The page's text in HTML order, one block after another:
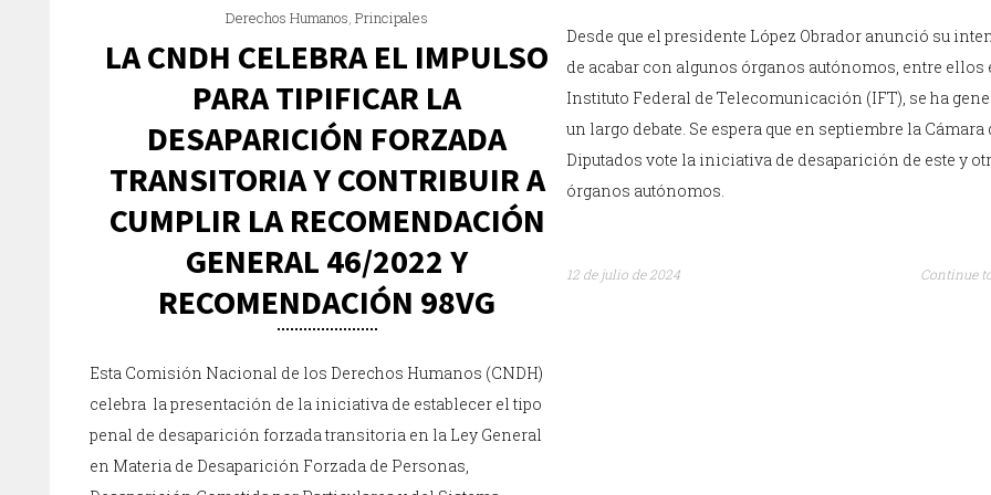
Desde que el presidente López Obrador anunció su
de acabar con algunos órganos autónomos, entre ellos
Instituto Federal de Telecomunicación (IFT), se ha
un largo debate. Se espera que en septiembre la Cámara
Diputados vote la iniciativa de desaparición de este y
órganos autónomos.
12 de julio de 2024 Continue
Derechos Humanos,Principales
LA CNDH CELEBRA EL IMPULSO
PARA TIPIFICAR LA
DESAPARICIÓN FORZADA
TRANSITORIA Y CONTRIBUIR A
CUMPLIR LA RECOMENDACIÓN
GENERAL 46/2022 Y
RECOMENDACIÓN 98VG
Esta Comisión Nacional de los Derechos Humanos (CNDH)
celebra la presentación de la iniciativa de establecer el tipo
penal de desaparición forzada transitoria en la Ley General
en Materia de Desaparición Forzada de Personas,